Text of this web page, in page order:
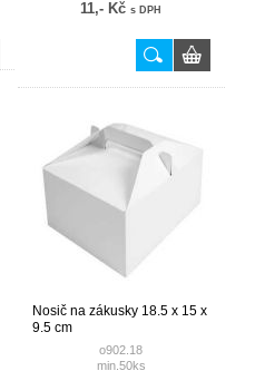
11,- Kč s DPH
Nosič na zákusky 18.5 x 15 x
9.5 cm
o902.18
min.50ks